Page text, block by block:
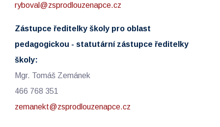
ryboval@zsprodlouzenapce.cz
Zástupce ředitelky školy pro oblast
pedagogickou - statutární zástupce ředitelky
školy:
Mgr. Tomáš Zemánek
466 768 351
zemanekt@zsprodlouzenapce.cz